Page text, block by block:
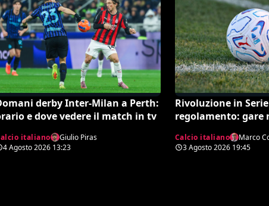
derby Inter-Milan a Perth:
e dove vedere il match in tv
italiano
Giulio Piras
4 Agosto 2026 13:23
Rivoluzione in
regolamento: gare
dopo
Calcio italiano
Marco
3 Agosto 2026 19:45